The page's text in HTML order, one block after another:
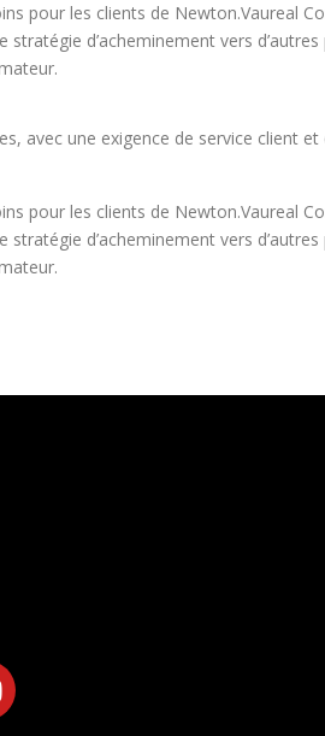
pour les clients de Newton.Vaureal
d’acheminement vers
avec une exigence de service client et
pour les clients de Newton.Vaureal
d’acheminement vers